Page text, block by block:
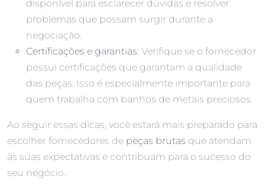
disponível para esclarecer dúvidas e resolver
problemas que possam surgir durante a
negociação.
Certificações e garantias: Verifique se o fornecedor
possui certificações que garantam a qualidade
das peças. Isso é especialmente importante para
quem trabalha com banhos de metais preciosos.
Ao seguir essas dicas, você estará mais preparado para
escolher fornecedores de peças brutas que atendam
às suas expectativas e contribuam para o sucesso do
seu negócio.